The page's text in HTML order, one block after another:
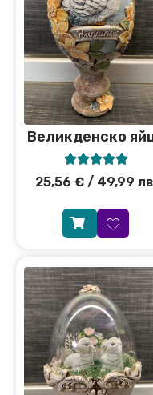
Великденско

25,56 € / 49,99